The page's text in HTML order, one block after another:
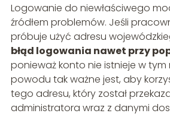
Logowanie do niewłaściwego
źródłem problemów. Jeśli
próbuje użyć adresu
błąd logowania nawet przy
ponieważ konto nie istnieje w
powodu tak ważne jest, aby
tego adresu, który został
administratora wraz z danymi